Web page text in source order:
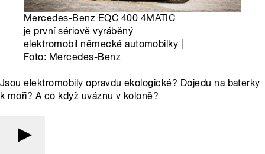
Mercedes-Benz EQC 400 4MATIC
je první sériově vyráběný
elektromobil německé automobilky |
Foto: Mercedes-Benz
Jsou elektromobily opravdu ekologické? Dojedu na baterky
k moři? A co když uváznu v koloně?